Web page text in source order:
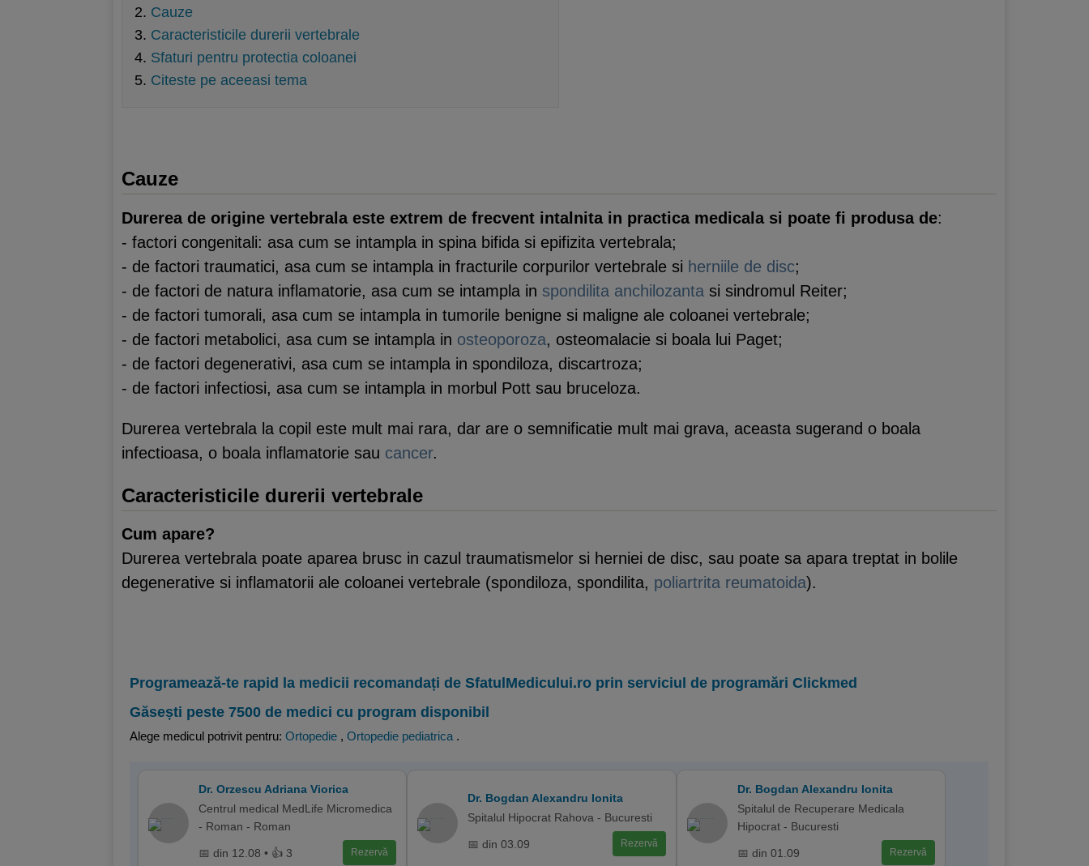
Cauze
Caracteristicile durerii vertebrale
Sfaturi pentru protectia coloanei
Citeste pe aceeasi tema
Cauze
Durerea de origine vertebrala este extrem de frecvent intalnita in practica medicala si poate fi produsa de:
- factori congenitali: asa cum se intampla in spina bifida si epifizita vertebrala;
- de factori traumatici, asa cum se intampla in fracturile corpurilor vertebrale si herniile de disc;
- de factori de natura inflamatorie, asa cum se intampla in spondilita anchilozanta si sindromul Reiter;
- de factori tumorali, asa cum se intampla in tumorile benigne si maligne ale coloanei vertebrale;
- de factori metabolici, asa cum se intampla in osteoporoza, osteomalacie si boala lui Paget;
- de factori degenerativi, asa cum se intampla in spondiloza, discartroza;
- de factori infectiosi, asa cum se intampla in morbul Pott sau bruceloza.
Durerea vertebrala la copil este mult mai rara, dar are o semnificatie mult mai grava, aceasta sugerand o boala
infectioasa, o boala inflamatorie sau cancer.
Caracteristicile durerii vertebrale
Cum apare?
Durerea vertebrala poate aparea brusc in cazul traumatismelor si herniei de disc, sau poate sa apara treptat in bolile
degenerative si inflamatorii ale coloanei vertebrale (spondiloza, spondilita, poliartrita reumatoida).
Programează-te rapid la medicii recomandați de SfatulMedicului.ro prin serviciul de programări Clickmed
Găsești peste 7500 de medici cu program disponibil
Alege medicul potrivit pentru: Ortopedie , Ortopedie pediatrica .
Dr. Orzescu Adriana Viorica
Centrul medical MedLife Micromedica
- Roman - Roman
📅 din 12.08 • 👍 3 Rezervă
Dr. Bogdan Alexandru Ionita
Spitalul Hipocrat Rahova - Bucuresti
📅 din 03.09 Rezervă
Dr. Bogdan Alexandru Ionita
Spitalul de Recuperare Medicala
Hipocrat - Bucuresti
📅 din 01.09 Rezervă